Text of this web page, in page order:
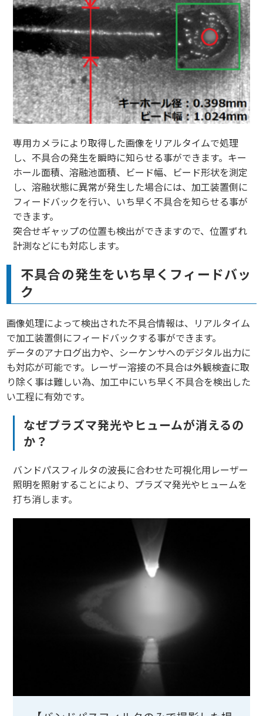
専用カメラにより取得した画像をリアルタイムで処理
し、不具合の発生を瞬時に知らせる事ができます。キー
ホール面積、溶融池面積、ビード幅、ビード形状を測定
し、溶融状態に異常が発生した場合には、加工装置側に
フィードバックを行い、いち早く不具合を知らせる事が
できます。
突合せギャップの位置も検出ができますので、位置ずれ
計測などにも対応します。
不具合の発生をいち早くフィードバッ
ク
画像処理によって検出された不具合情報は、リアルタイム
で加工装置側にフィードバックする事ができます。
データのアナログ出力や、シーケンサへのデジタル出力に
も対応が可能です。レーザー溶接の不具合は外観検査に取
り除く事は難しい為、加工中にいち早く不具合を検出した
い工程に有効です。
なぜプラズマ発光やヒュームが消えるの
か？
バンドパスフィルタの波長に合わせた可視化用レーザー
照明を照射することにより、プラズマ発光やヒュームを
打ち消します。